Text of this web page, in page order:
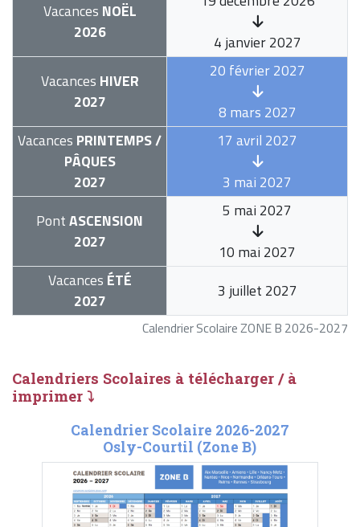
Calendrier Scolaire ZONE B 2026-2027
Vacances NOËL
2026
4 janvier 2027
Vacances HIVER
2027
20 février 2027
8 mars 2027
Vacances PRINTEMPS /
PÂQUES
2027
17 avril 2027
3 mai 2027
PontASCENSION
2027
5 mai 2027
10 mai 2027
Vacances ÉTÉ
2027
3 juillet 2027
Calendriers Scolaires à télécharger / à
imprimer ⤵
Calendrier Scolaire 2026-2027
Osly-Courtil (Zone B)